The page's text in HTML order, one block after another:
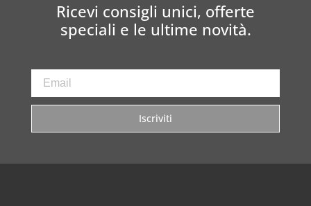
Ricevi consigli unici, offerte
speciali e le ultime novità.
Iscriviti